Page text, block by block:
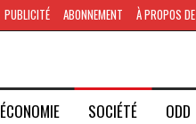
PUBLICITÉ ABONNEMENT À PROPOS
ÉCONOMIE SOCIÉTÉ ODD